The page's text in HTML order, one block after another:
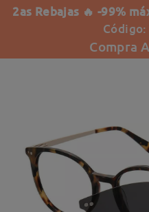
2as Rebajas 🔥 -99%
Compra